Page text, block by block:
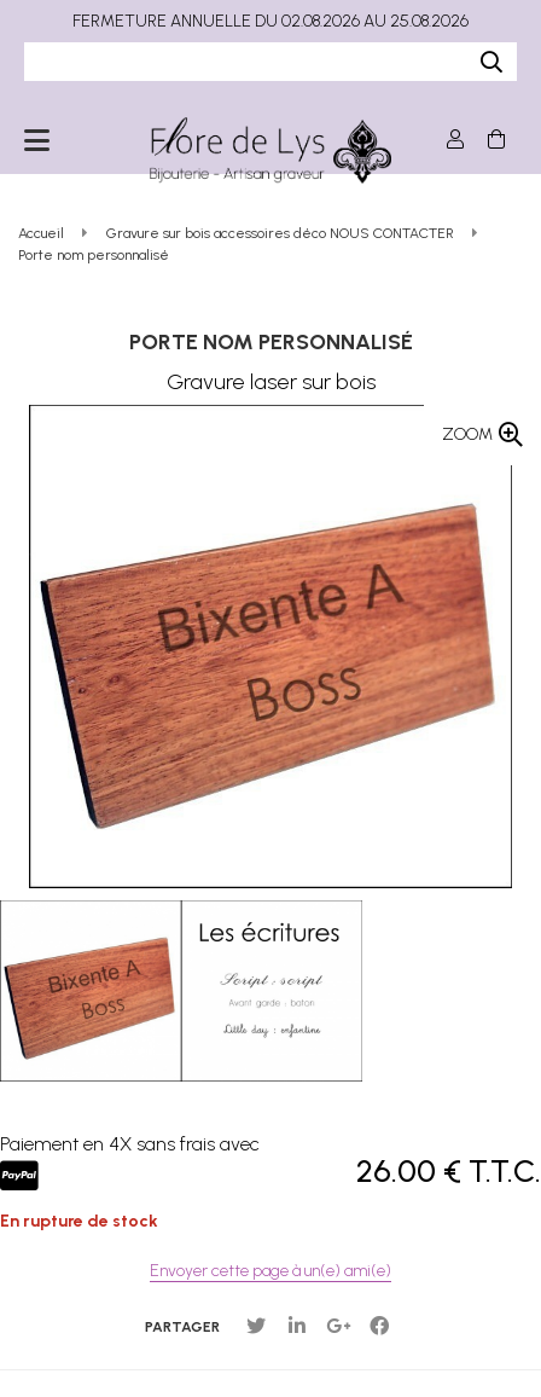
Accueil
Gravure sur bois accessoires déco NOUS CONTACTER
Porte nom personnalisé
PORTE NOM PERSONNALISÉ
Gravure laser sur bois
ZOOM
26.00 € T.T.C.
Paiement en 4X sans frais avec
En rupture de stock
Envoyer cette page à un(e) ami(e)
PARTAGER
FERMETURE ANNUELLE DU 02.08.2026 AU 25.08.2026